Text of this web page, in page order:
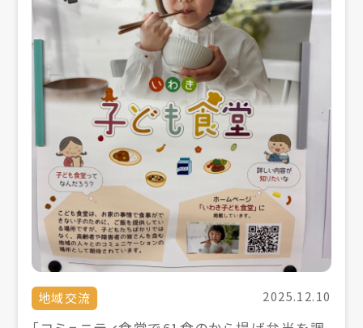
地域交流 2025.12.10